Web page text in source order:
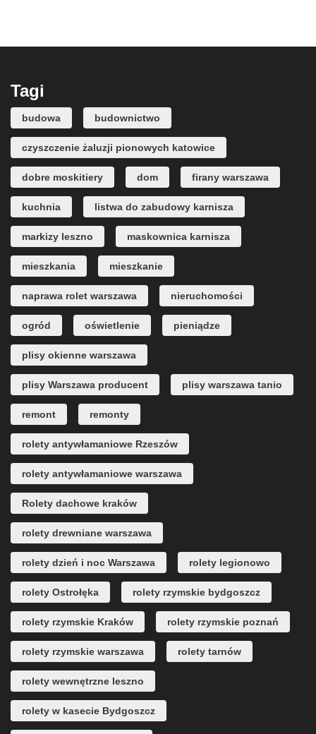
Tagi
budowa budownictwo
czyszczenie żaluzji pionowych katowice
dobre moskitiery dom firany warszawa
kuchnia listwa do zabudowy karnisza
markizy leszno maskownica karnisza
mieszkania mieszkanie
naprawa rolet warszawa nieruchomości
ogród oświetlenie pieniądze
plisy okienne warszawa
plisy Warszawa producent plisy warszawa tanio
remont remonty
rolety antywłamaniowe Rzeszów
rolety antywłamaniowe warszawa
Rolety dachowe kraków
rolety drewniane warszawa
rolety dzień i noc Warszawa rolety legionowo
rolety Ostrołęka rolety rzymskie bydgoszcz
rolety rzymskie Kraków rolety rzymskie poznań
rolety rzymskie warszawa rolety tarnów
rolety wewnętrzne leszno
rolety w kasecie Bydgoszcz